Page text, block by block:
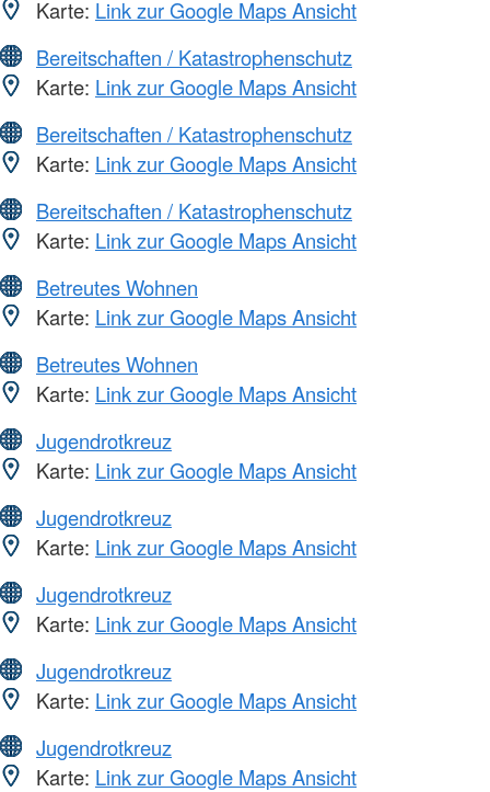
Karte: Link zur Google Maps Ansicht
Bereitschaften / Katastrophenschutz
Karte: Link zur Google Maps Ansicht
Bereitschaften / Katastrophenschutz
Karte: Link zur Google Maps Ansicht
Bereitschaften / Katastrophenschutz
Karte: Link zur Google Maps Ansicht
Betreutes Wohnen
Karte: Link zur Google Maps Ansicht
Betreutes Wohnen
Karte: Link zur Google Maps Ansicht
Jugendrotkreuz
Karte: Link zur Google Maps Ansicht
Jugendrotkreuz
Karte: Link zur Google Maps Ansicht
Jugendrotkreuz
Karte: Link zur Google Maps Ansicht
Jugendrotkreuz
Karte: Link zur Google Maps Ansicht
Jugendrotkreuz
Karte: Link zur Google Maps Ansicht